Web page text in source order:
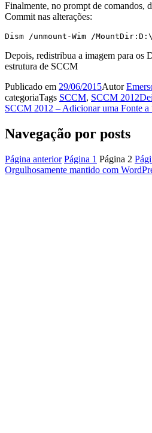
Finalmente, no prompt de comandos,
Commit nas alterações:
Dism /unmount-Wim /
Depois, redistribua a imagem para os
estrutura de SCCM
Publicado em 29/06/2015Autor
categoriaTags SCCM, SCCM 2012
SCCM 2012 – Adicionar uma Fonte
Navegação por posts
Página anterior Página 1 Página 2
Orgulhosamente mantido com